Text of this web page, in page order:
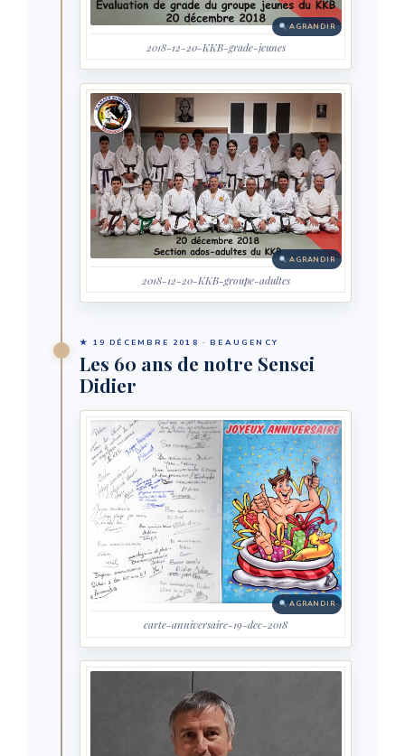
AGRANDIR
2018-12-20-KKB-grade-jeunes
AGRANDIR
2018-12-20-KKB-groupe-adultes
★ 19 DÉCEMBRE 2018 · BEAUGENCY
Les 60 ans de notre Sensei
Didier
AGRANDIR
carte-anniversaire-19-dec-2018